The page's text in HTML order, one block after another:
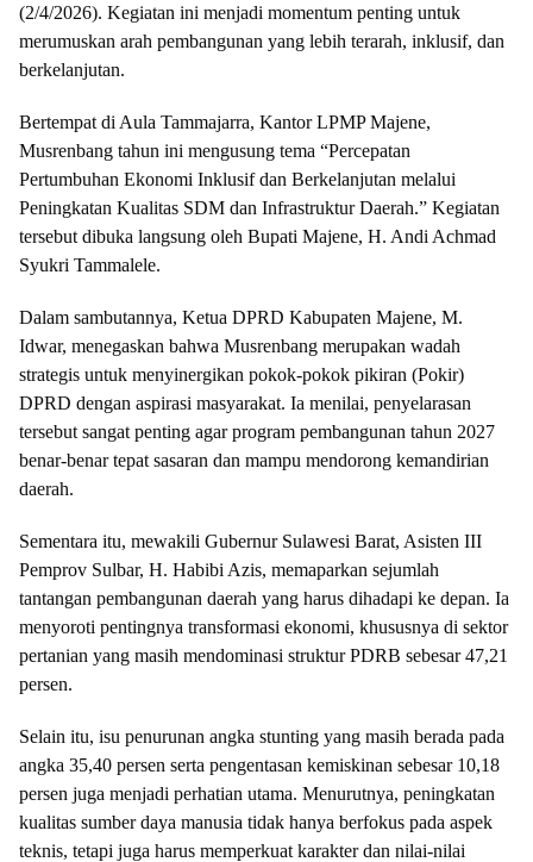
(2/4/2026). Kegiatan ini menjadi momentum penting untuk
merumuskan arah pembangunan yang lebih terarah, inklusif, dan
berkelanjutan.
Bertempat di Aula Tammajarra, Kantor LPMP Majene,
Musrenbang tahun ini mengusung tema “Percepatan
Pertumbuhan Ekonomi Inklusif dan Berkelanjutan melalui
Peningkatan Kualitas SDM dan Infrastruktur Daerah.” Kegiatan
tersebut dibuka langsung oleh Bupati Majene, H. Andi Achmad
Syukri Tammalele.
Dalam sambutannya, Ketua DPRD Kabupaten Majene, M.
Idwar, menegaskan bahwa Musrenbang merupakan wadah
strategis untuk menyinergikan pokok-pokok pikiran (Pokir)
DPRD dengan aspirasi masyarakat. Ia menilai, penyelarasan
tersebut sangat penting agar program pembangunan tahun 2027
benar-benar tepat sasaran dan mampu mendorong kemandirian
daerah.
Sementara itu, mewakili Gubernur Sulawesi Barat, Asisten III
Pemprov Sulbar, H. Habibi Azis, memaparkan sejumlah
tantangan pembangunan daerah yang harus dihadapi ke depan. Ia
menyoroti pentingnya transformasi ekonomi, khususnya di sektor
pertanian yang masih mendominasi struktur PDRB sebesar 47,21
persen.
Selain itu, isu penurunan angka stunting yang masih berada pada
angka 35,40 persen serta pengentasan kemiskinan sebesar 10,18
persen juga menjadi perhatian utama. Menurutnya, peningkatan
kualitas sumber daya manusia tidak hanya berfokus pada aspek
teknis, tetapi juga harus memperkuat karakter dan nilai-nilai